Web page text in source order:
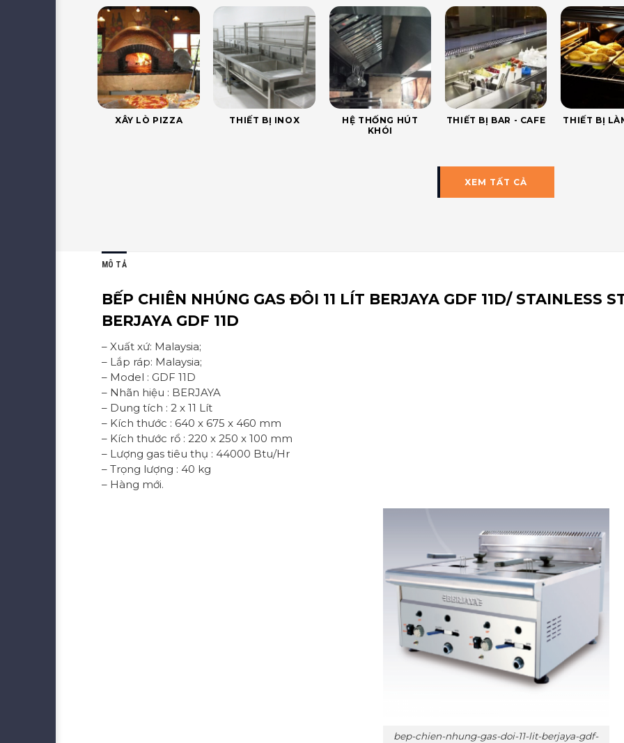
XÂY LÒ PIZZA THIẾT BỊ INOX
HỆ THỐNG HÚT
KHÓI
THIẾT BỊ BAR - CAFE THIẾT BỊ
XEM TẤT CẢ
MÔ TẢ
BẾP CHIÊN NHÚNG GAS ĐÔI 11 LÍT BERJAYA GDF 11D/ STAINLESS
BERJAYA GDF 11D
– Xuất xứ: Malaysia;
– Lắp ráp: Malaysia;
– Model : GDF 11D
– Nhãn hiệu : BERJAYA
– Dung tích : 2 x 11 Lít
– Kích thước : 640 x 675 x 460 mm
– Kích thước rổ : 220 x 250 x 100 mm
– Lượng gas tiêu thụ : 44000 Btu/Hr
– Trọng lượng : 40 kg
– Hàng mới.
bep-chien-nhung-gas-doi-11-lit-berjaya-gdf-